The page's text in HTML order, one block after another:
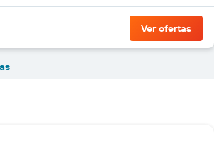
Ver ofertas